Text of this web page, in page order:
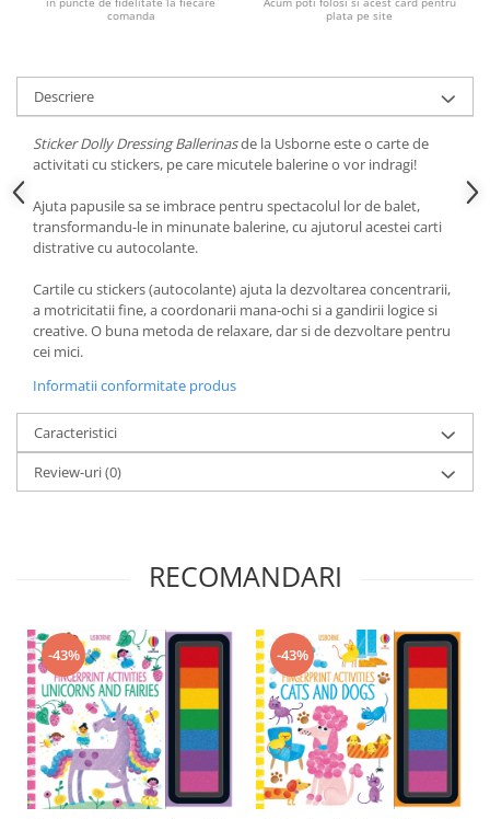
comanda
plata pe site
Descriere
Sticker Dolly Dressing Ballerinasde la Usborne este o carte de
activitati cu stickers, pe care micutele balerine o vor indragi!
Ajuta papusile sa se imbrace pentru spectacolul lor de balet,
transformandu-le in minunate balerine, cu ajutorul acestei carti
distrative cu autocolante.
Cartile cu stickers (autocolante) ajuta la dezvoltarea concentrarii,
a motricitatii fine, a coordonarii mana-ochi si a gandirii logice si
creative. O buna metoda de relaxare, dar si de dezvoltare pentru
cei mici.
Informatii conformitate produs
Caracteristici
Review-uri(0)
RECOMANDARI
-43% -43%